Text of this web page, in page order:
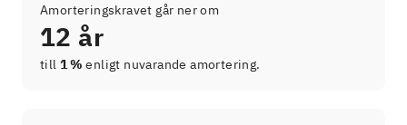
Amorteringskravet går ner om
12 år
till 1 % enligt nuvarande amortering.